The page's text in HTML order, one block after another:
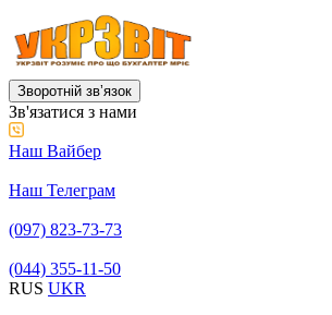
Зворотній звʼязок
Зв'язатися з нами
Наш Вайбер
Наш Телеграм
(097) 823-73-73
(044) 355-11-50
RUS UKR